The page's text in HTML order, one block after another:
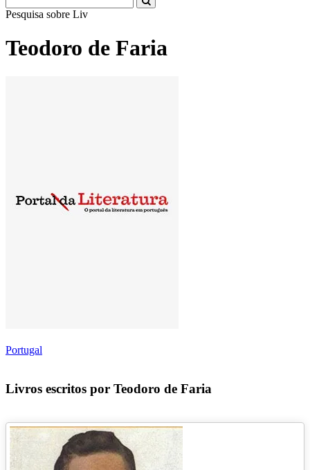
Pesquisa sobre Literatura
Teodoro de Faria
Portugal
Livros escritos por Teodoro de Faria